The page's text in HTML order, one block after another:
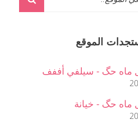
الموقع
ماه حگ - سيلفي أففف
حگ - خيانة